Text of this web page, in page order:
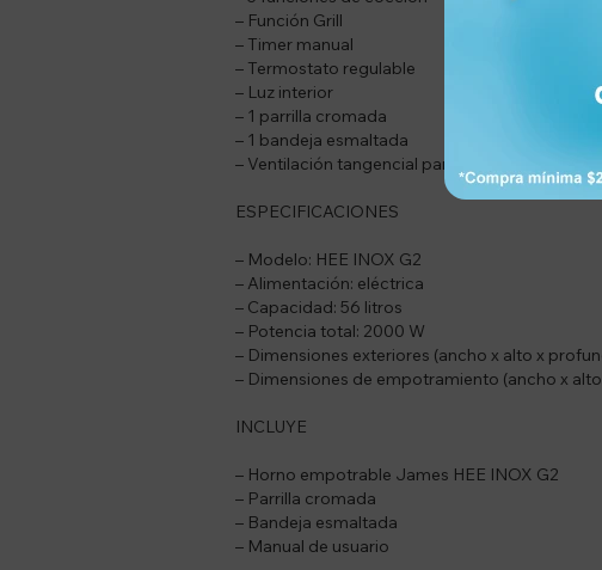
– Función Grill
– Timer manual
– Termostato regulable
– Luz interior
– 1 parrilla cromada
– 1 bandeja esmaltada
– Ventilación tangencial para enfriamiento
ESPECIFICACIONES
– Modelo: HEE INOX G2
– Alimentación: eléctrica
– Capacidad: 56 litros
– Potencia total: 2000 W
– Dimensiones exteriores (ancho x alto x
– Dimensiones de empotramiento (ancho x
INCLUYE
– Horno empotrable James HEE INOX G2
– Parrilla cromada
– Bandeja esmaltada
– Manual de usuario